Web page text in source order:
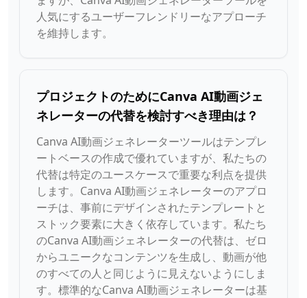
人気にするユーザーフレンドリーなアプローチ
を維持します。
プロジェクトのためにCanva AI動画ジェ
ネレーターの代替を検討すべき理由は？
Canva AI動画ジェネレーターツールはテンプレ
ートベースの作成で優れていますが、私たちの
代替は特定のユースケースで重要な利点を提供
します。Canva AI動画ジェネレーターのアプロ
ーチは、事前にデザインされたテンプレートと
ストック要素に大きく依存しています。私たち
のCanva AI動画ジェネレーターの代替は、ゼロ
からユニークなコンテンツを生成し、動画が他
のすべての人と同じように見えないようにしま
す。標準的なCanva AI動画ジェネレーターは基